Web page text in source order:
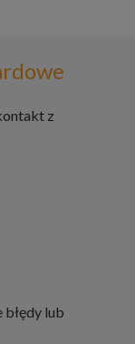
z
błędy lub